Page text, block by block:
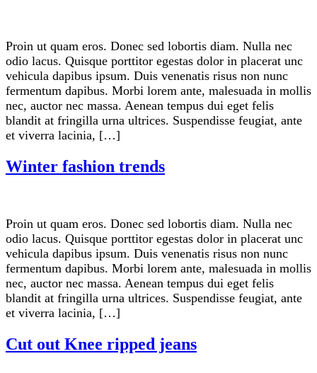
Proin ut quam eros. Donec sed lobortis diam. Nulla nec
odio lacus. Quisque porttitor egestas dolor in placerat unc
vehicula dapibus ipsum. Duis venenatis risus non nunc
fermentum dapibus. Morbi lorem ante, malesuada in mollis
nec, auctor nec massa. Aenean tempus dui eget felis
blandit at fringilla urna ultrices. Suspendisse feugiat, ante
et viverra lacinia, […]
Winter fashion trends
Proin ut quam eros. Donec sed lobortis diam. Nulla nec
odio lacus. Quisque porttitor egestas dolor in placerat unc
vehicula dapibus ipsum. Duis venenatis risus non nunc
fermentum dapibus. Morbi lorem ante, malesuada in mollis
nec, auctor nec massa. Aenean tempus dui eget felis
blandit at fringilla urna ultrices. Suspendisse feugiat, ante
et viverra lacinia, […]
Cut out Knee ripped jeans